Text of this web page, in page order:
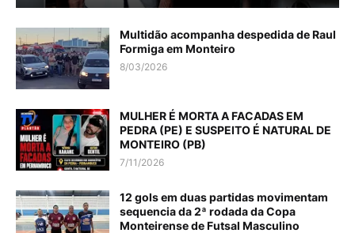
Multidão acompanha despedida de Raul
Formiga em Monteiro
8/03/2026
MULHER É MORTA A FACADAS EM
PEDRA (PE) E SUSPEITO É NATURAL DE
MONTEIRO (PB)
7/11/2026
12 gols em duas partidas movimentam
sequencia da 2ª rodada da Copa
Monteirense de Futsal Masculino